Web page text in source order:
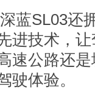
蓝SL03还
进技术，
速公路还
驶体验。